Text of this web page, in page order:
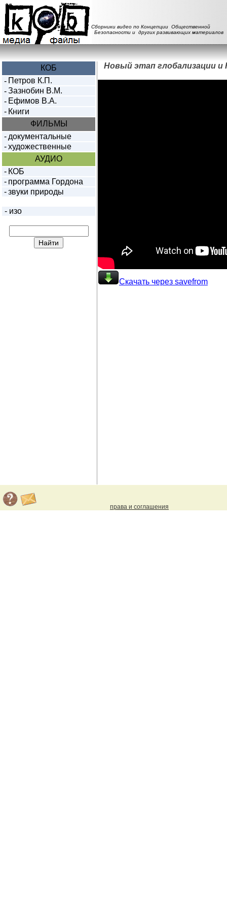
Сборники видео по Концепции Общественной
Безопасности и других развивающих материалов
КОБ
- Петров К.П.
- Зазнобин В.М.
- Ефимов В.А.
- Книги
ФИЛЬМЫ
- документальные
- художественные
АУДИО
- КОБ
- программа Гордона
- звуки природы
- изо
Новый этап глобализации и
Скачать через savefrom
права и соглашения